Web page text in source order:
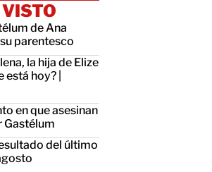
de Ana
parentesco
la hija de Elize
hoy? |
en que asesinan
Gastélum
del último